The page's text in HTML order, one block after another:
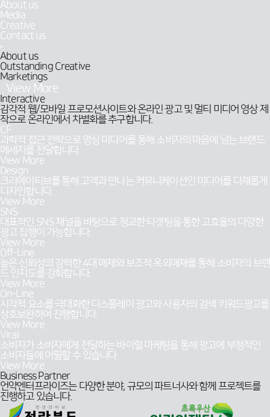
(주)
언
약
엔
프
라
이
즈
메
뉴
About us
Media
Creative
Contact us
메
인
About us
Outstanding Creative
Marketings
View More
About us
Outstanding Creative
Marketings
View More
개
요
Interactive
감각적 웹/모바일 프로모션사이트와 온라인 광고 및 멀티 미디어 영상 제
작으로 온라인에서 차별화를 추구합니다.
CF
과학적 접근 전략으로 영상 미디어를 통해 소비자의 마음에 남는 브랜드
메세지를 전달합니다.
View More
Design
크리에이티브를 통해 고객과 만나는 커뮤니케이션인 미디어를 다채롭게
디자인합니다.
View More
SNS
대표적인 SNS 채널을 바탕으로 정교한 타겟팅을 통한 고효율의 다양한
광고 집행이 가능합니다.
View More
Off-Line
높은 신뢰성의 강력한 4대 매체와 보조적 옥외매체를 통해 소비자의 브랜
드 인지도를 강화합니다.
View More
On-Line
시각적 요소를 극대화한 디스플레이 광고와 사용자의 검색 키워드광고를
상호보완하여 진행합니다.
View More
Viral
소비자가 소비자에게 전달하는 바이럴 마케팅을 통해 광고에 부정적인
소비자들에 어필할 수 있습니다.
View More
비
즈
니
스
트
너
Business Partner
언약엔터프라이즈는 다양한 분야, 규모의 파트너사와 함께 프로젝트를
진행하고 있습니다.
(주)
언
약
엔
프
라
이
즈
회
사
명